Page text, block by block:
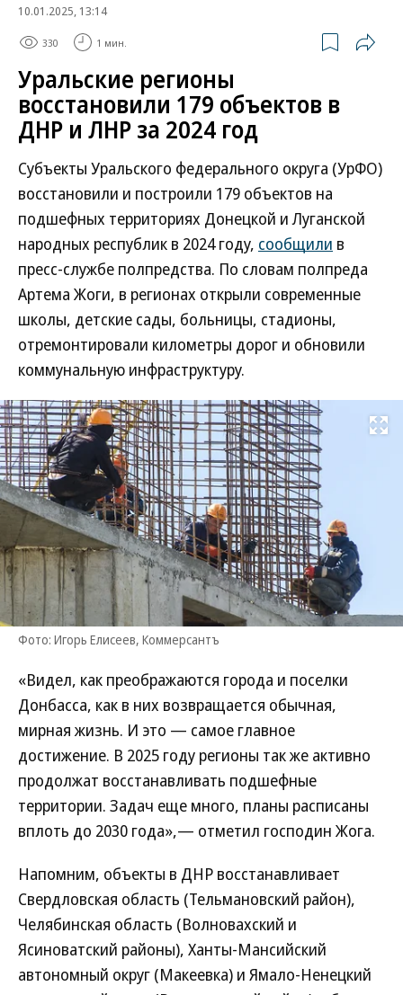
10.01.2025, 13:14
330 1 мин.
Уральские регионы
восстановили 179 объектов в
ДНР и ЛНР за 2024 год
Субъекты Уральского федерального округа (УрФО)
восстановили и построили 179 объектов на
подшефных территориях Донецкой и Луганской
народных республик в 2024 году, сообщили в
пресс-службе полпредства. По словам полпреда
Артема Жоги, в регионах открыли современные
школы, детские сады, больницы, стадионы,
отремонтировали километры дорог и обновили
коммунальную инфраструктуру.
Развернуть
Фото: Игорь Елисеев, Коммерсантъ
«Видел, как преображаются города и поселки
Донбасса, как в них возвращается обычная,
мирная жизнь. И это — самое главное
достижение. В 2025 году регионы так же активно
продолжат восстанавливать подшефные
территории. Задач еще много, планы расписаны
вплоть до 2030 года»,— отметил господин Жога.
Напомним, объекты в ДНР восстанавливает
Свердловская область (Тельмановский район),
Челябинская область (Волновахский и
Ясиноватский районы), Ханты-Мансийский
автономный округ (Макеевка) и Ямало-Ненецкий